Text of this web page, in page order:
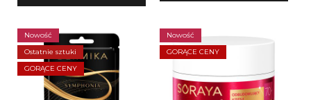
Nowość
Ostatnie sztuki
GORĄCE CENY
Nowość
GORĄCE CENY